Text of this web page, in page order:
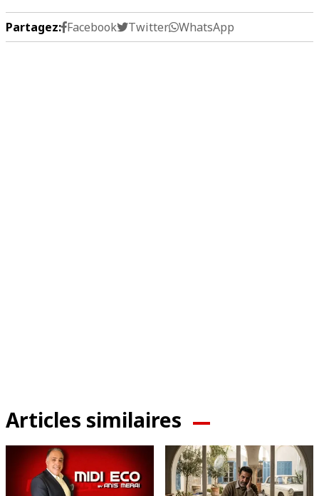
Partagez: Facebook Twitter WhatsApp
Articles similaires